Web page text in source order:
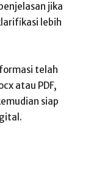
jika
lebih
telah
atau PDF,
siap